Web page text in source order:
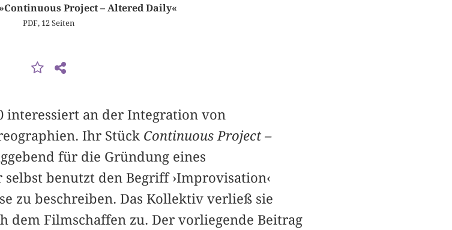
Project – Altered Daily«
PDF, 12 Seiten
interessiert an der Integration von
Ihr Stück Continuous Project –
für die Gründung eines
benutzt den Begriff ›Improvisation‹
zu beschreiben. Das Kollektiv verließ sie
dem Filmschaffen zu. Der vorliegende Beitrag